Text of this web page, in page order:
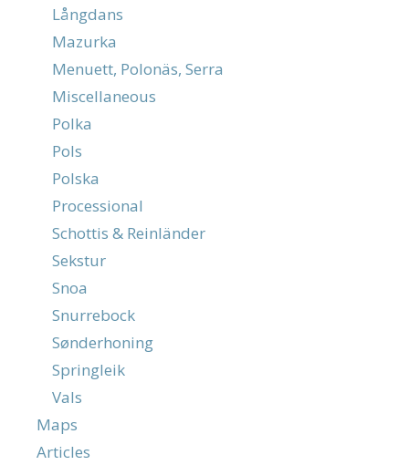
Långdans
Mazurka
Menuett, Polonäs, Serra
Miscellaneous
Polka
Pols
Polska
Processional
Schottis & Reinländer
Sekstur
Snoa
Snurrebock
Sønderhoning
Springleik
Vals
Maps
Articles